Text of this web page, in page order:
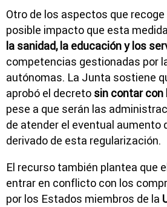
Otro de los aspectos que
posible impacto que esta
la sanidad, la educación y los
competencias gestionadas por
autónomas. La Junta sostiene
aprobó el decreto sin contar
pese a que serán las
de atender el eventual aumento
derivado de esta regularización.
El recurso también plantea que
entrar en conflicto con los
por los Estados miembros de la